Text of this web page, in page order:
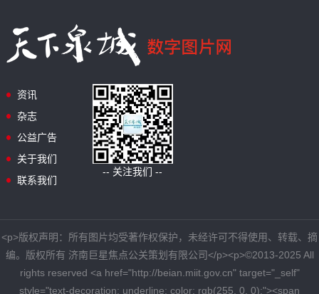
资讯
杂志
公益广告
关于我们
联系我们
-- 关注我们 --
<p>版权声明：所有图片均受著作权保护，未经许可不得使用、转载、摘
编。版权所有 济南巨星焦点公关策划有限公司</p><p>©2013-2025 All
rights reserved <a href="http://beian.miit.gov.cn" target="_self"
style="text-decoration: underline; color: rgb(255, 0, 0);"><span